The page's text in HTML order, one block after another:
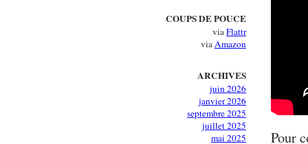
COUPS DE POUCE
viaFlattr
viaAmazon
ARCHIVES
juin 2026
janvier 2026
septembre 2025
juillet 2025
mai 2025
Pour